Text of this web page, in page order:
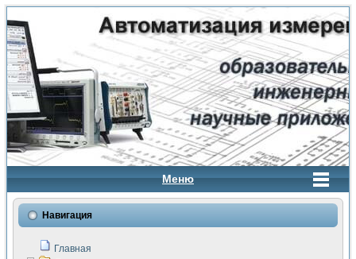
Меню
Навигация
Главная